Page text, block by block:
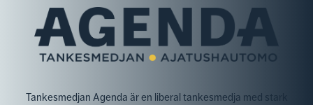
Tankesmedjan Agenda är en liberal tankesmedja med stark